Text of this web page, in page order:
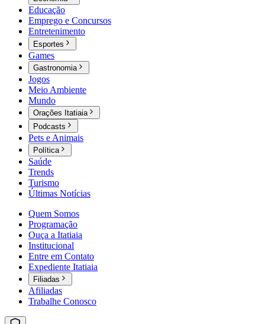
Educação
Emprego e Concursos
Entretenimento
Esportes
Games
Gastronomia
Jogos
Meio Ambiente
Mundo
Orações Itatiaia
Podcasts
Pets e Animais
Política
Saúde
Trends
Turismo
Últimas Notícias
Quem Somos
Programação
Ouça a Itatiaia
Institucional
Entre em Contato
Expediente Itatiaia
Filiadas
Afiliadas
Trabalhe Conosco